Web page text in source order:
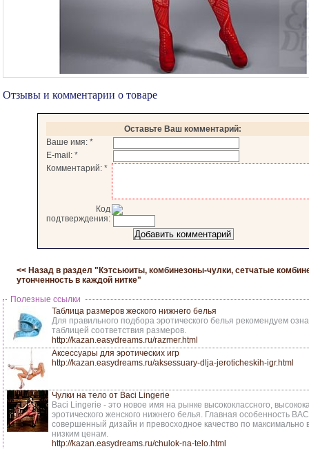
Отзывы и комментарии о товаре
Оставьте Ваш комментарий:
Ваше имя: *
E-mail: *
Комментарий: *
Код
подтверждения:
<< Назад в раздел " Кэтсьюиты, комбинезоны-чулки, сетчатые
утонченность в каждой нитке"
Полезные ссылки
Таблица размеров жеского нижнего белья
Для правильного подбора эротического белья рекомендуем
таблицей соответствия размеров.
http://kazan.easydreams.ru/razmer.html
Аксессуары для эротических игр
http://kazan.easydreams.ru/aksessuary-dlja-jeroticheskih-igr.html
Чулки на тело от Baci Lingerie
Baci Lingerie - это новое имя на рынке высококлассного,
эротического женского нижнего белья. Главная особенность
совершенный дизайн и превосходное качество по
низким ценам.
http://kazan.easydreams.ru/chulok-na-telo.html